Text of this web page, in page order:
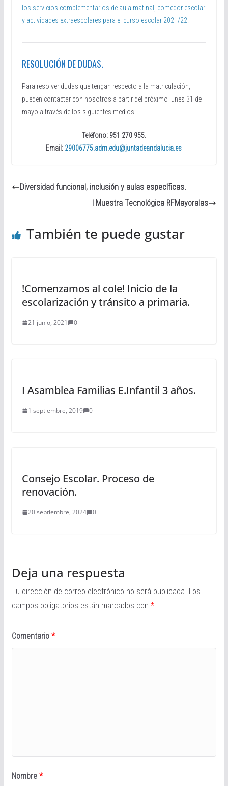
los servicios complementarios de aula matinal, comedor escolar
y actividades extraescolares para el curso escolar 2021/22.
RESOLUCIÓN DE DUDAS.
Para resolver dudas que tengan respecto a la matriculación,
pueden contactar con nosotros a partir del próximo lunes 31 de
mayo a través de los siguientes medios:
Teléfono: 951 270 955.
Email: 29006775.adm.edu@juntadeandalucia.es
Diversidad funcional, inclusión y aulas específicas.
I Muestra Tecnológica RFMayoralas
También te puede gustar
!Comenzamos al cole! Inicio de la
escolarización y tránsito a primaria.
21 junio, 2021 0
I Asamblea Familias E.Infantil 3 años.
1 septiembre, 2019 0
Consejo Escolar. Proceso de
renovación.
20 septiembre, 2024 0
Deja una respuesta
Tu dirección de correo electrónico no será publicada. Los
campos obligatorios están marcados con *
Comentario *
Nombre *